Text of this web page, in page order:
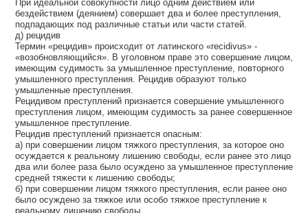
При идеальной совокупности лицо одним действием или
бездействием (деянием) совершает два и более преступления,
подпадающих под различные статьи или части статей.
д) рецидив
Термин «рецидив» происходит от латинского «recidivus» -
«возобновляющийся». В уголовном праве это совершение лицом,
имеющим судимость за умышленное преступление, повторного
умышленного преступления. Рецидив образуют только
умышленные преступления.
Рецидивом преступлений признается совершение умышленного
преступления лицом, имеющим судимость за ранее совершенное
умышленное преступление.
Рецидив преступлений признается опасным:
а) при совершении лицом тяжкого преступления, за которое оно
осуждается к реальному лишению свободы, если ранее это лицо
два или более раза было осуждено за умышленное преступление
средней тяжести к лишению свободы;
б) при совершении лицом тяжкого преступления, если ранее оно
было осуждено за тяжкое или особо тяжкое преступление к
реальному лишению свободы.